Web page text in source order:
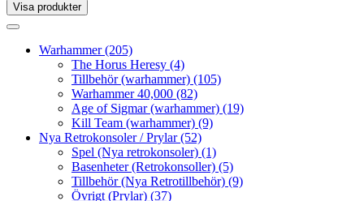
Visa produkter
Toggle
Toggle
navigationWarhammer(205)
The Horus Heresy (4)
Tillbehör (warhammer) (105)
Warhammer 40,000 (82)
Age of Sigmar (warhammer) (19)
Kill Team (warhammer) (9)
Nya Retrokonsoler / Prylar(52)
Spel (Nya retrokonsoler) (1)
Basenheter (Retrokonsoller) (5)
Tillbehör (Nya Retrotillbehör) (9)
Övrigt (Prylar) (37)